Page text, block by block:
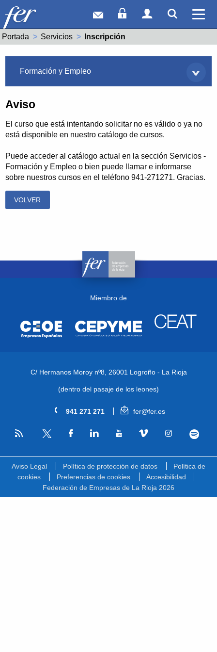
Correo webAcceso Socios
Acceso
Portada Servicios Actual:
Inscripción
Formación y Empleo
Aviso
El curso que está intentando solicitar no es válido o ya no
está disponible en nuestro catálogo de cursos.
Puede acceder al catálogo actual en la sección Servicios -
Formación y Empleo o bien puede llamar e informarse
sobre nuestros cursos en el teléfono 941-271271. Gracias.
VOLVER
Miembro de
C/ Hermanos Moroy nº8, 26001 Logroño - La Rioja
(dentro del pasaje de los leones)
941 271 271 fer@fer.es
RSS
Aviso Legal Política de protección de datos
Política de
cookies
Preferencias de cookies
Accesibilidad
Federación de Empresas de La Rioja 2026